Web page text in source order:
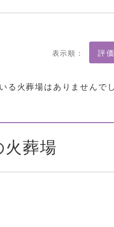
表示順：
る火葬場はありませんで
火葬場